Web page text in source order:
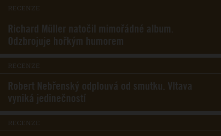
RECENZE
Richard Müller natočil mimořádné album.
Odzbrojuje hořkým humorem
RECENZE
Robert Nebřenský odplouvá od smutku. Vltava
vyniká jedinečností
RECENZE